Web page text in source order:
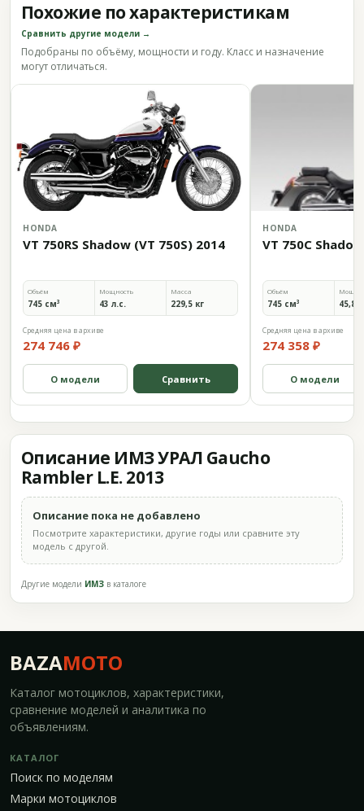
Похожие по характеристикам
Сравнить другие модели →
Подобраны по объёму, мощности и году. Класс и назначение
могут отличаться.
HONDA
VT 750RS Shadow (VT 750S) 2014
Объём
745 см³
Мощность
43 л.с.
Масса
229,5 кг
Средняя цена в архиве
274 746 ₽
О модели Сравнить
HONDA
VT 750C
Объём
745 см³ 45,8
Средняя цена в архиве
274 358 ₽
О модели
Описание ИМЗ УРАЛ Gaucho
Rambler L.E. 2013
Описание пока не добавлено
Посмотрите характеристики, другие годы или сравните эту
модель с другой.
Другие модели ИМЗ в каталоге
BAZAMOTO
Каталог мотоциклов, характеристики,
сравнение моделей и аналитика по
объявлениям.
КАТАЛОГ
Поиск по моделям
Марки мотоциклов